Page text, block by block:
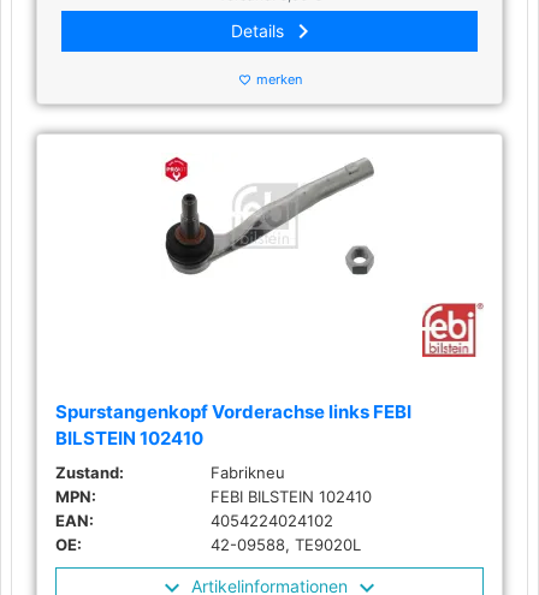
Details keyboard_arrow_right
favorite_border merken
Spurstangenkopf Vorderachse links FEBI
BILSTEIN 102410
Zustand:
Fabrikneu
MPN:
FEBI BILSTEIN 102410
EAN:
4054224024102
OE:
42-09588, TE9020L
Artikelinformationen